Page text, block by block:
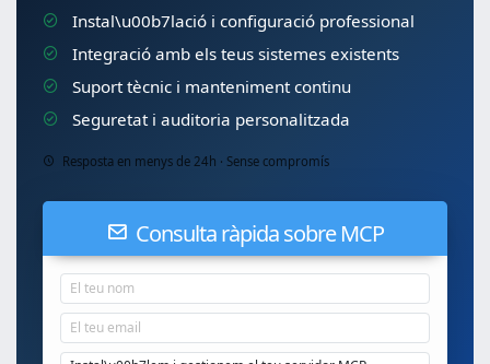
Instal\u00b7lació i configuració professional
Integració amb els teus sistemes existents
Suport tècnic i manteniment continu
Seguretat i auditoria personalitzada
Resposta en menys de 24h · Sense compromís
Consulta ràpida sobre MCP